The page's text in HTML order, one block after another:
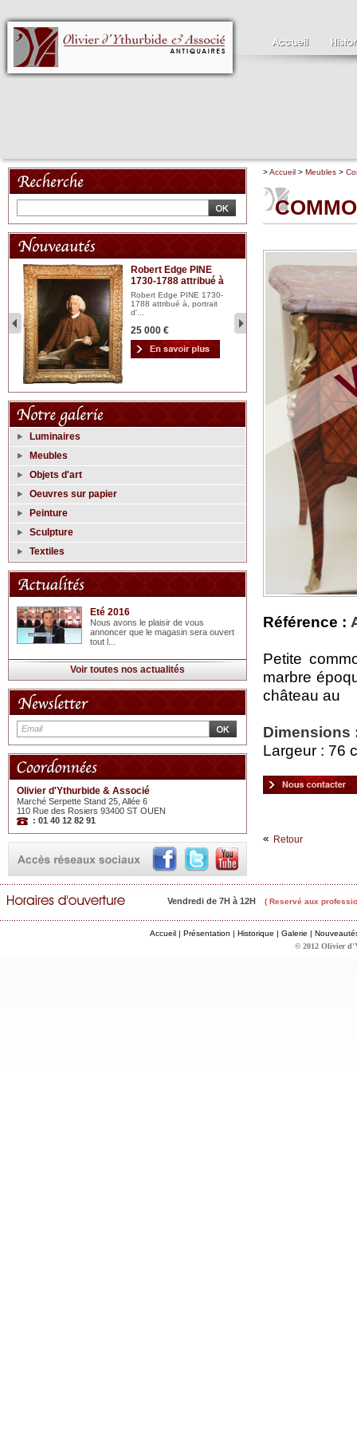
Robert Edge PINE
1730-1788 attribué à
Robert Edge PINE 1730-
1788 attribué à, portrait
d'...
25 000 € 2
Luminaires
Meubles
Objets d'art
Oeuvres sur papier
Peinture
Sculpture
Textiles
Eté 2016
Nous avons le plaisir de vous
annoncer que le magasin sera ouvert
tout l...
Voir toutes nos actualités
Olivier d'Ythurbide & Associé
Marché Serpette Stand 25, Allée 6
110 Rue des Rosiers 93400 ST OUEN
: 01 40 12 82 91
>Accueil > Meubles >
Référence :
Petite
marbre
château au
Dimensions
Largeur : 76
Retour
Vendredi de 7H à 12H ( Reservé aux
Accueil | Présentation | Historique | Galerie |
© 2012 Olivier